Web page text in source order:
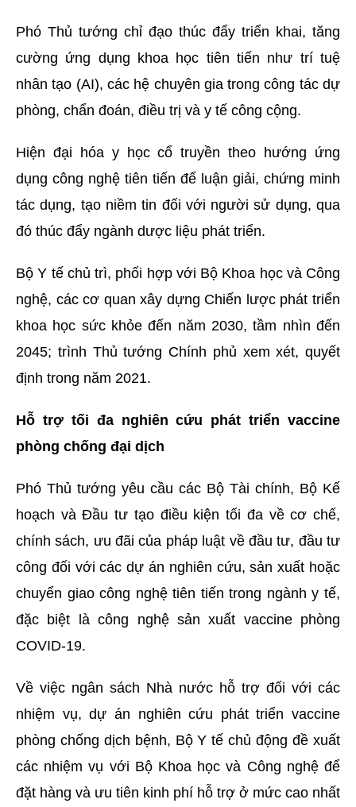
Phó Thủ tướng chỉ đạo thúc đẩy triển khai, tăng
cường ứng dụng khoa học tiên tiến như trí tuệ
nhân tạo (AI), các hệ chuyên gia trong công tác dự
phòng, chẩn đoán, điều trị và y tế công cộng.
Hiện đại hóa y học cổ truyền theo hướng ứng
dụng công nghệ tiên tiến để luận giải, chứng minh
tác dụng, tạo niềm tin đối với người sử dụng, qua
đó thúc đẩy ngành dược liệu phát triển.
Bộ Y tế chủ trì, phối hợp với Bộ Khoa học và Công
nghệ, các cơ quan xây dựng Chiến lược phát triển
khoa học sức khỏe đến năm 2030, tầm nhìn đến
2045; trình Thủ tướng Chính phủ xem xét, quyết
định trong năm 2021.
Hỗ trợ tối đa nghiên cứu phát triển vaccine
phòng chống đại dịch
Phó Thủ tướng yêu cầu các Bộ Tài chính, Bộ Kế
hoạch và Đầu tư tạo điều kiện tối đa về cơ chế,
chính sách, ưu đãi của pháp luật về đầu tư, đầu tư
công đối với các dự án nghiên cứu, sản xuất hoặc
chuyển giao công nghệ tiên tiến trong ngành y tế,
đặc biệt là công nghệ sản xuất vaccine phòng
COVID-19.
Về việc ngân sách Nhà nước hỗ trợ đối với các
nhiệm vụ, dự án nghiên cứu phát triển vaccine
phòng chống dịch bệnh, Bộ Y tế chủ động đề xuất
các nhiệm vụ với Bộ Khoa học và Công nghệ để
đặt hàng và ưu tiên kinh phí hỗ trợ ở mức cao nhất